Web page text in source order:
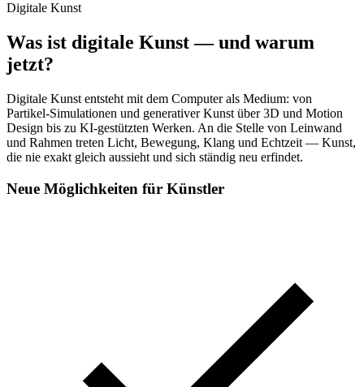
Digitale Kunst
Was ist digitale Kunst — und warum
jetzt?
Digitale Kunst entsteht mit dem Computer als Medium: von
Partikel-Simulationen und generativer Kunst über 3D und Motion
Design bis zu KI-gestützten Werken. An die Stelle von Leinwand
und Rahmen treten Licht, Bewegung, Klang und Echtzeit — Kunst,
die nie exakt gleich aussieht und sich ständig neu erfindet.
Neue Möglichkeiten für Künstler